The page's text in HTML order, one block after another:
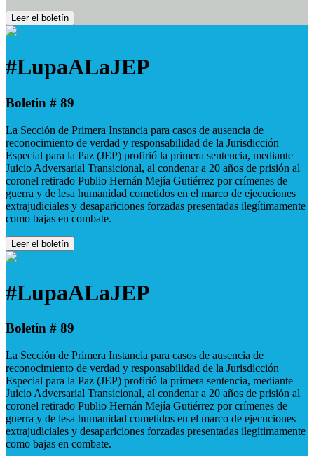
Leer el boletín
#LupaALaJEP
Boletín # 89
La Sección de Primera Instancia para casos de ausencia de
reconocimiento de verdad y responsabilidad de la Jurisdicción
Especial para la Paz (JEP) profirió la primera sentencia, mediante
Juicio Adversarial Transicional, al condenar a 20 años de prisión al
coronel retirado Publio Hernán Mejía Gutiérrez por crímenes de
guerra y de lesa humanidad cometidos en el marco de ejecuciones
extrajudiciales y desapariciones forzadas presentadas ilegítimamente
como bajas en combate.
Leer el boletín
#LupaALaJEP
Boletín # 89
La Sección de Primera Instancia para casos de ausencia de
reconocimiento de verdad y responsabilidad de la Jurisdicción
Especial para la Paz (JEP) profirió la primera sentencia, mediante
Juicio Adversarial Transicional, al condenar a 20 años de prisión al
coronel retirado Publio Hernán Mejía Gutiérrez por crímenes de
guerra y de lesa humanidad cometidos en el marco de ejecuciones
extrajudiciales y desapariciones forzadas presentadas ilegítimamente
como bajas en combate.